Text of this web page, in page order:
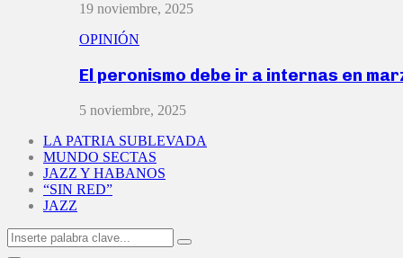
19 noviembre, 2025
OPINIÓN
El peronismo debe ir a internas en
5 noviembre, 2025
LA PATRIA SUBLEVADA
MUNDO SECTAS
JAZZ Y HABANOS
“SIN RED”
JAZZ
Search
for:
Search